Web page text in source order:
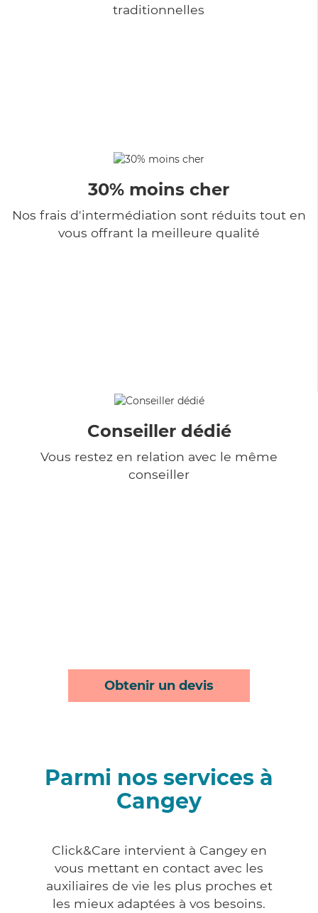
traditionnelles
30% moins cher
Nos frais d'intermédiation sont réduits tout en
vous offrant la meilleure qualité
Conseiller dédié
Vous restez en relation avec le même
conseiller
Obtenir un devis
Parmi nos services à
Cangey
Click&Care intervient à Cangey en
vous mettant en contact avec les
auxiliaires de vie les plus proches et
les mieux adaptées à vos besoins.